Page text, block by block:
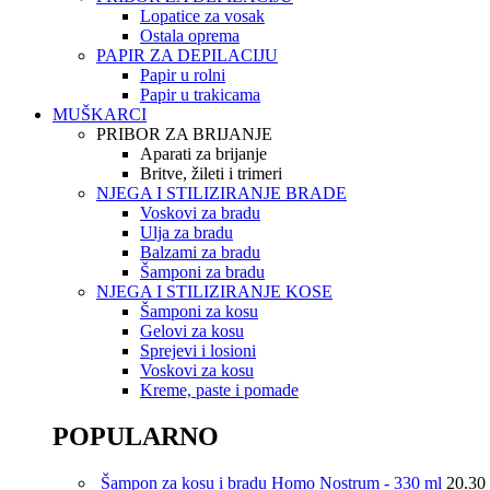
Lopatice za vosak
Ostala oprema
PAPIR ZA DEPILACIJU
Papir u rolni
Papir u trakicama
MUŠKARCI
PRIBOR ZA BRIJANJE
Aparati za brijanje
Britve, žileti i trimeri
NJEGA I STILIZIRANJE BRADE
Voskovi za bradu
Ulja za bradu
Balzami za bradu
Šamponi za bradu
NJEGA I STILIZIRANJE KOSE
Šamponi za kosu
Gelovi za kosu
Sprejevi i losioni
Voskovi za kosu
Kreme, paste i pomade
POPULARNO
Šampon za kosu i bradu Homo Nostrum - 330 ml 20.30